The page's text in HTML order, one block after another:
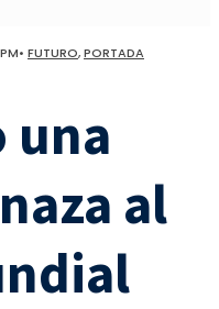
• FUTURO,PORTADA
una
al